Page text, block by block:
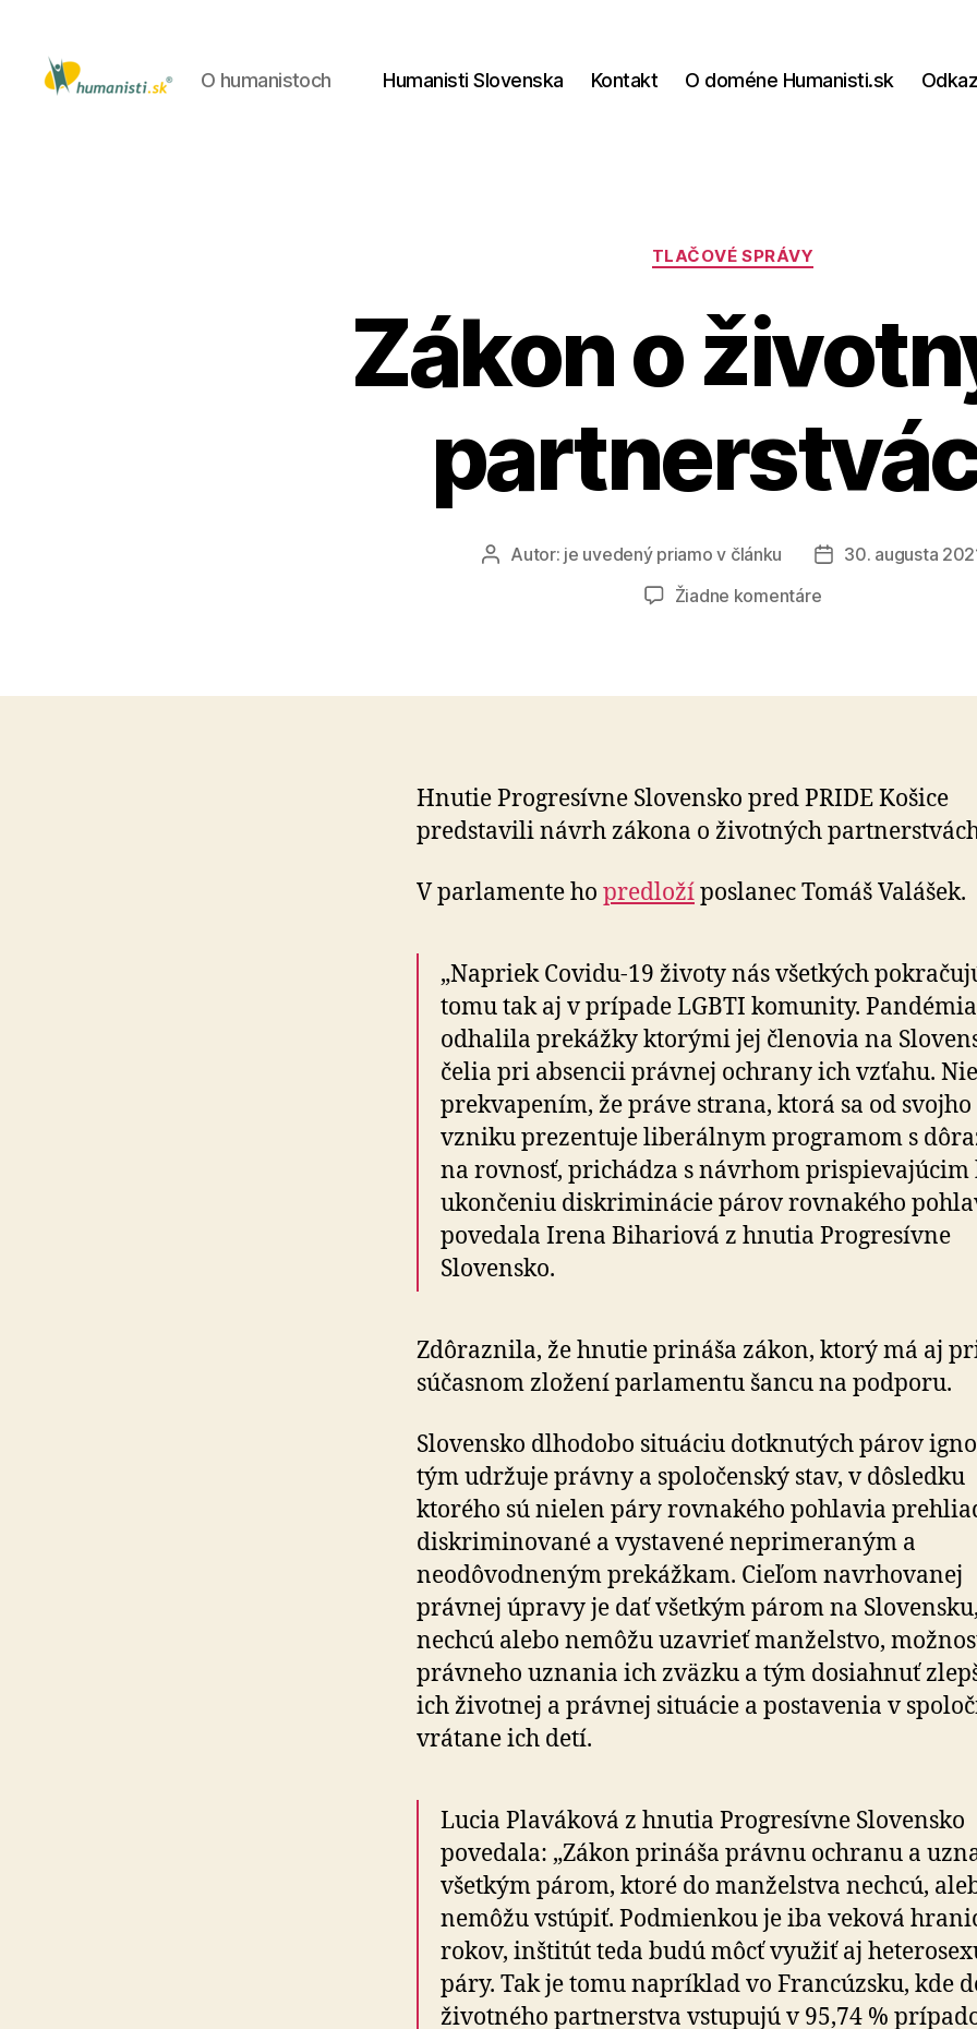
O humanistoch Humanisti Slovenska Kontakt O doméne Humanisti.sk
Kategórie
TLAČOVÉ SPRÁVY
Zákon o
AutorAutor: je uvedený priamo v článku
Dátum30. augusta
Žiadne komentárena
partnerstvách
Hnutie Progresívne Slovensko pred PRIDE Košice
predstavili návrh zákona o životných
V parlamente ho predložíposlanec Tomáš Valášek.
„Napriek Covidu-19 životy nás všetkých
tomu tak aj v prípade LGBTI komunity. Pandémia
odhalila prekážky ktorými jej členovia na
čelia pri absencii právnej ochrany ich vzťahu.
prekvapením, že práve strana, ktorá sa od svojho
vzniku prezentuje liberálnym programom s
na rovnosť, prichádza s návrhom prispievajúcim
ukončeniu diskriminácie párov rovnakého
povedala Irena Bihariová z hnutia Progresívne
Slovensko.
Zdôraznila, že hnutie prináša zákon, ktorý má aj
súčasnom zložení parlamentu šancu na podporu.
Slovensko dlhodobo situáciu dotknutých párov
tým udržuje právny a spoločenský stav, v dôsledku
ktorého sú nielen páry rovnakého pohlavia
diskriminované a vystavené neprimeraným a
neodôvodneným prekážkam. Cieľom navrhovanej
právnej úpravy je dať všetkým párom na
nechcú alebo nemôžu uzavrieť manželstvo,
právneho uznania ich zväzku a tým dosiahnuť
ich životnej a právnej situácie a postavenia v
vrátane ich detí.
Lucia Plaváková z hnutia Progresívne Slovensko
povedala: „Zákon prináša právnu ochranu a
všetkým párom, ktoré do manželstva nechcú,
nemôžu vstúpiť. Podmienkou je iba veková
rokov, inštitút teda budú môcť využiť aj
páry. Tak je tomu napríklad vo Francúzsku, kde
životného partnerstva vstupujú v 95,74 %